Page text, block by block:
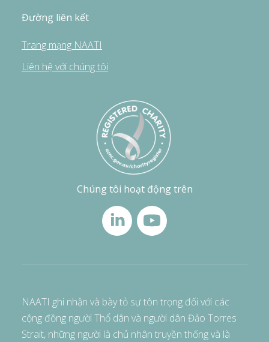
Đường liên kết
Trang mạng NAATI
Liên hệ với chúng tôi
Chúng tôi hoạt động trên
NAATI ghi nhận và bày tỏ sự tôn trọng đối với các
cộng đồng người Thổ dân và người dân Đảo Torres
Strait, những người là chủ nhân truyền thống và là